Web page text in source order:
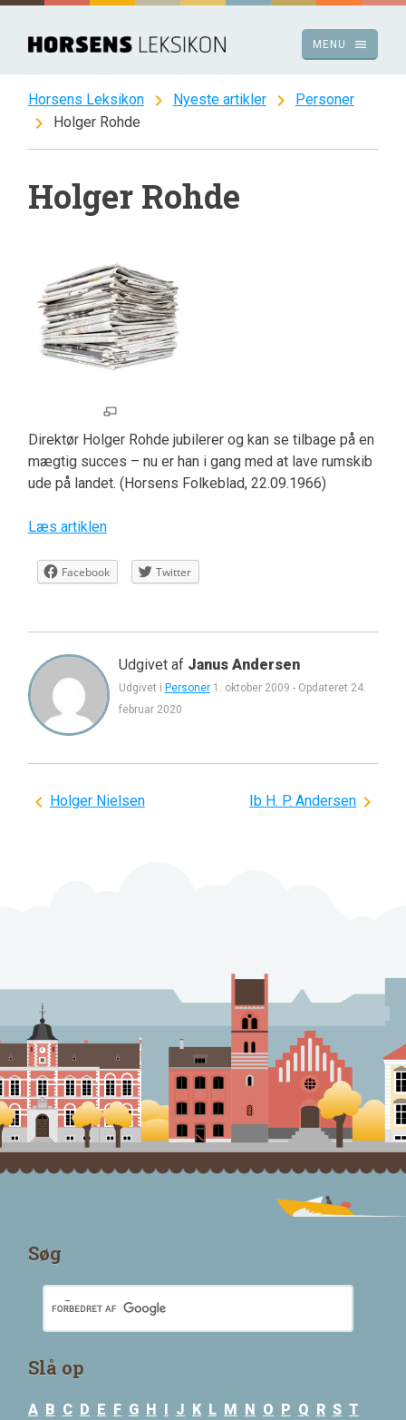
Spring
indhold
menu
MENU
Horsens Leksikon chevron_right Nyeste artikler chevron_right Personer
chevron_right Holger Rohde
Holger Rohde
Direktør Holger Rohde jubilerer og kan se tilbage på en
mægtig succes – nu er han i gang med at lave rumskib
ude på landet. (Horsens Folkeblad, 22.09.1966)
Læs artiklen
Facebook Twitter
Udgivet af Janus Andersen
Udgivet i Personer 1. oktober 2009 - Opdateret 24.
februar 2020
Indlægsnavigation
Holger Nielsen Ib H. P. Andersen
Søg
Slå op
A B C D E F G H J K L M N O P Q R S T